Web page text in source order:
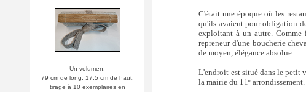
Un volumen,
79 cm de long, 17,5 cm de haut.
tirage à 10 exemplaires en
C'était une époque où les
qu'ils avaient pour obligation
exploitant à un autre.
repreneur d'une boucherie
de moyen, élégance absolue...
L'endroit est situé dans le petit
la mairie du 11e